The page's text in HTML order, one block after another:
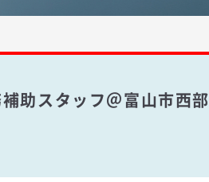
補助スタッフ＠富山市西部